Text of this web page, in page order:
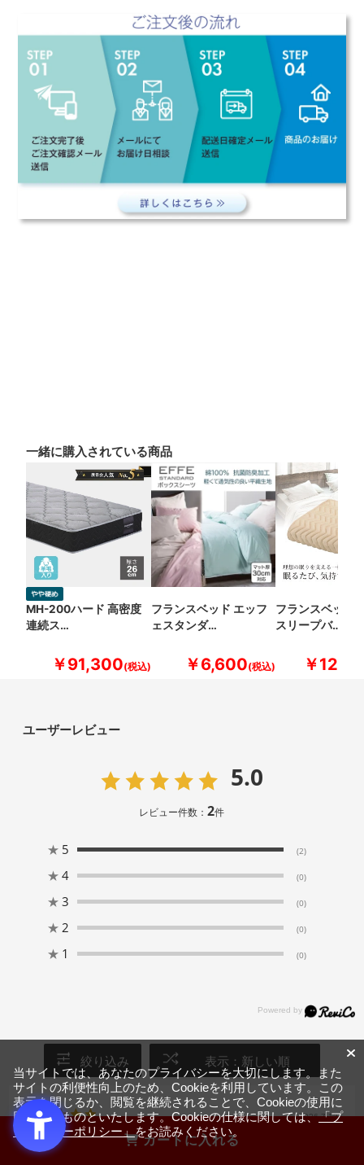
カートに入れる
一緒に購入されている商品
MH-200ハード 高密度
連続ス…
￥91,300
フランスベッド エッフ
ェスタンダ…
￥6,600
フランスベッド
スリープバ…
￥
ユーザーレビュー
5.0
レビュー件数：2件
★ 5 (2)
★ 4 (0)
★ 3 (0)
★ 2 (0)
★ 1 (0)
絞り込み 表示：新しい順
2026.7.13
レビュー
当サイトでは、あなたのプライバシーを大切にします。また
サイトの利便性向上のため、Cookieを利用しています。この
表示を閉じるか、閲覧を継続されることで、Cookieの使用に
同意するものといたします。Cookieの仕様に関しては、「プ
ライバシーポリシー」をお読みください。